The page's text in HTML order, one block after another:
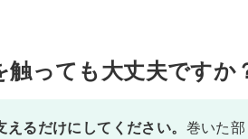
触っても大丈夫ですか
るだけにしてください。 巻いた部